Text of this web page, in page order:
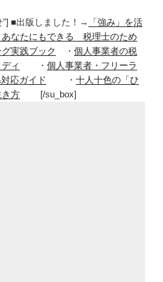
"] ■出版しました！→
「強み」を活
あなたにもできる 税理士のため
実践ブック
・ 個人事業者の税
ィ
・ 個人事業者・フリーラ
応ガイド
・ 十人十色の「ひ
き方 [/su_box]